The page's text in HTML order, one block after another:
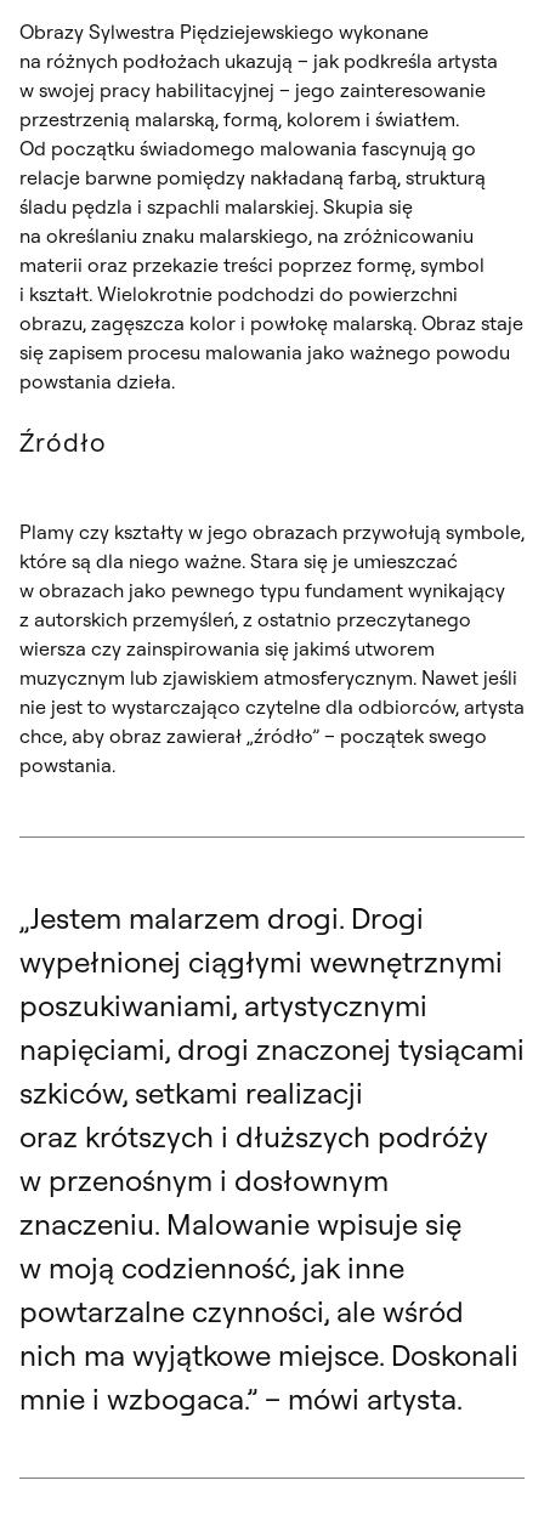
Obrazy Sylwestra Piędziejewskiego wykonane
na różnych podłożach ukazują – jak podkreśla artysta
w swojej pracy habilitacyjnej – jego zainteresowanie
przestrzenią malarską, formą, kolorem i światłem.
Od początku świadomego malowania fascynują go
relacje barwne pomiędzy nakładaną farbą, strukturą
śladu pędzla i szpachli malarskiej. Skupia się
na określaniu znaku malarskiego, na zróżnicowaniu
materii oraz przekazie treści poprzez formę, symbol
i kształt. Wielokrotnie podchodzi do powierzchni
obrazu, zagęszcza kolor i powłokę malarską. Obraz staje
się zapisem procesu malowania jako ważnego powodu
powstania dzieła.
Źródło
Plamy czy kształty w jego obrazach przywołują symbole,
które są dla niego ważne. Stara się je umieszczać
w obrazach jako pewnego typu fundament wynikający
z autorskich przemyśleń, z ostatnio przeczytanego
wiersza czy zainspirowania się jakimś utworem
muzycznym lub zjawiskiem atmosferycznym. Nawet jeśli
nie jest to wystarczająco czytelne dla odbiorców, artysta
chce, aby obraz zawierał „źródło” – początek swego
powstania.
„Jestem malarzem drogi. Drogi
wypełnionej ciągłymi wewnętrznymi
poszukiwaniami, artystycznymi
napięciami, drogi znaczonej tysiącami
szkiców, setkami realizacji
oraz krótszych i dłuższych podróży
w przenośnym i dosłownym
znaczeniu. Malowanie wpisuje się
w moją codzienność, jak inne
powtarzalne czynności, ale wśród
nich ma wyjątkowe miejsce. Doskonali
mnie i wzbogaca.” – mówi artysta.